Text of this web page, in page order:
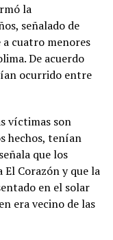
la
señalado de
cuatro menores
De acuerdo
ocurrido entre
víctimas son
hechos, tenían
que los
Corazón y que la
en el solar
era vecino de las